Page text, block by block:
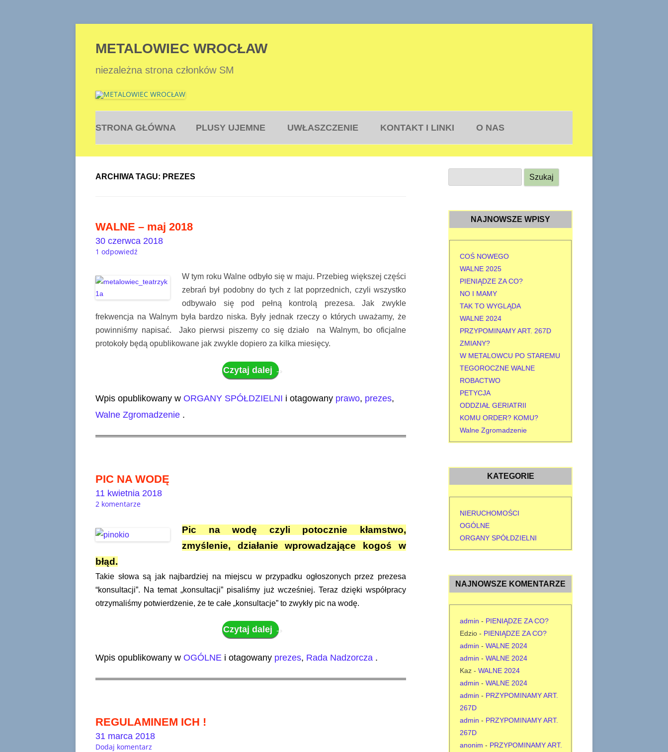
METALOWIEC WROCŁAW
niezależna strona członków SM
Przejdź
treści
STRONA GŁÓWNA PLUSY UJEMNE UWŁASZCZENIE KONTAKT I LINKI O NAS
ARCHIWA TAGU: PREZES
WALNE – maj 2018
1 odpowiedź
W tym roku Walne odbyło się w maju. Przebieg większej części
zebrań był podobny do tych z lat poprzednich, czyli wszystko
odbywało się pod pełną kontrolą prezesa. Jak zwykle
frekwencja na Walnym była bardzo niska. Były jednak rzeczy o których uważamy, że
powinniśmy napisać. Jako pierwsi piszemy co się działo na Walnym, bo oficjalne
protokoły będą opublikowane jak zwykle dopiero za kilka miesięcy.
Czytaj dalej →
Wpis opublikowany w ORGANY SPÓŁDZIELNI i otagowany prawo, prezes,
Walne Zgromadzenie
30 czerwca 2018
.
PIC NA WODĘ
2 komentarze
Pic na wodę czyli potocznie kłamstwo,
zmyślenie, działanie wprowadzające kogoś w
błąd.
Takie słowa są jak najbardziej na miejscu w przypadku ogłoszonych przez prezesa
“konsultacji”. Na temat „konsultacji” pisaliśmy już wcześniej. Teraz dzięki współpracy
otrzymaliśmy potwierdzenie, że te całe „konsultacje” to zwykły pic na wodę.
Czytaj dalej →
Wpis opublikowany w OGÓLNE i otagowany prezes, Rada Nadzorcza
11 kwietnia 2018
.
REGULAMINEM ICH !
Dodaj komentarz
31 marca 2018
z
k
NAJNOWSZE WPISY
COŚ NOWEGO
WALNE 2025
PIENIĄDZE ZA CO?
NO I MAMY
TAK TO WYGLĄDA
WALNE 2024
PRZYPOMINAMY ART. 267D
ZMIANY?
W METALOWCU PO STAREMU
TEGOROCZNE WALNE
ROBACTWO
PETYCJA
ODDZIAŁ GERIATRII
KOMU ORDER? KOMU?
Walne Zgromadzenie
KATEGORIE
NIERUCHOMOŚCI
OGÓLNE
ORGANY SPÓŁDZIELNI
NAJNOWSZE KOMENTARZE
admin - PIENIĄDZE ZA CO?
Edzio - PIENIĄDZE ZA CO?
admin - WALNE 2024
admin - WALNE 2024
Kaz - WALNE 2024
admin - WALNE 2024
admin - PRZYPOMINAMY ART.
267D
admin - PRZYPOMINAMY ART.
267D
anonim - PRZYPOMINAMY ART.